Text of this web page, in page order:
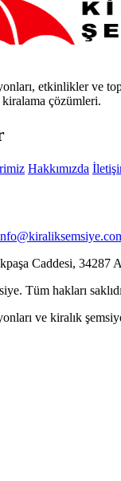
etkinlikler ve
çözümleri.
Hakkımızda
Caddesi, 34287
Tüm hakları
ve kiralık